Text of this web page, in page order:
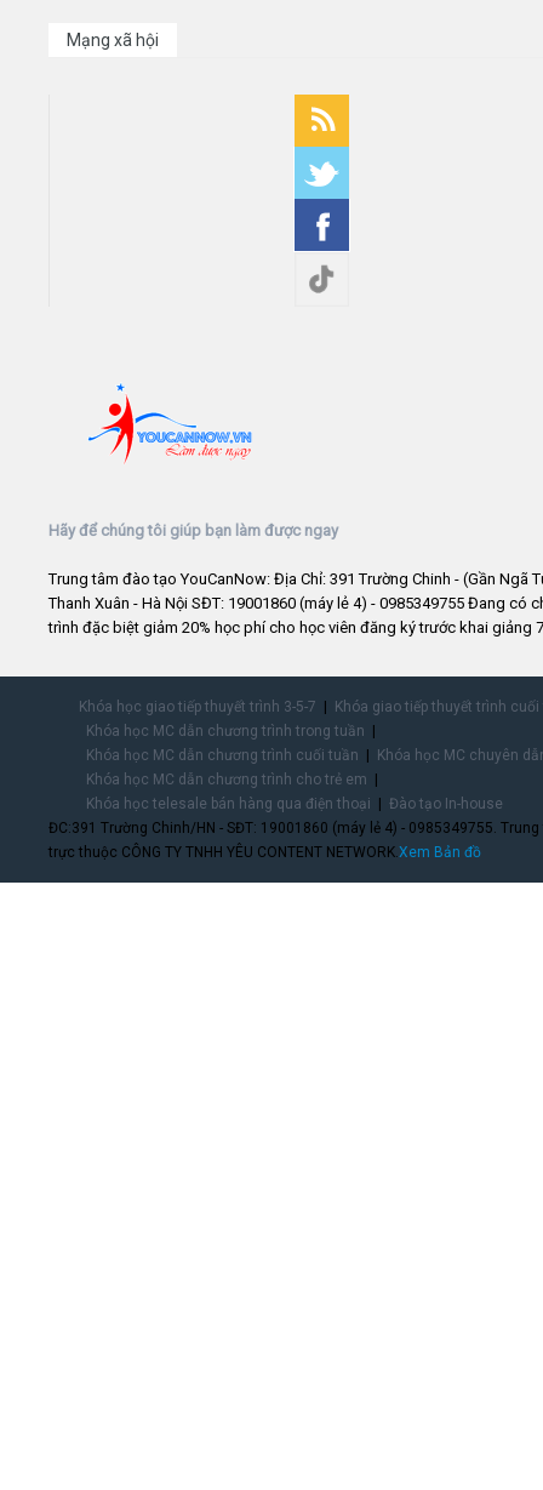
Mạng xã hội
Hãy để chúng tôi giúp bạn làm được ngay
Trung tâm đào tạo YouCanNow: Địa Chỉ: 391 Trường Chinh - (Gần Ngã
Thanh Xuân - Hà Nội SĐT: 19001860 (máy lẻ 4) - 0985349755 Đang có
trình đặc biệt giảm 20% học phí cho học viên đăng ký trước khai giảng
Khóa học giao tiếp thuyết trình 3-5-7
Khóa giao tiếp thuyết trình
Khóa học MC dẫn chương trình trong tuần
Khóa học MC dẫn chương trình cuối tuần
Khóa học MC chuyên
Khóa học MC dẫn chương trình cho trẻ em
Khóa học telesale bán hàng qua điện thoại
Đào tạo In-house
ĐC:391 Trường Chinh/HN - SĐT: 19001860 (máy lẻ 4) - 0985349755.
trực thuộc CÔNG TY TNHH YÊU CONTENT NETWORK. Xem Bản đồ